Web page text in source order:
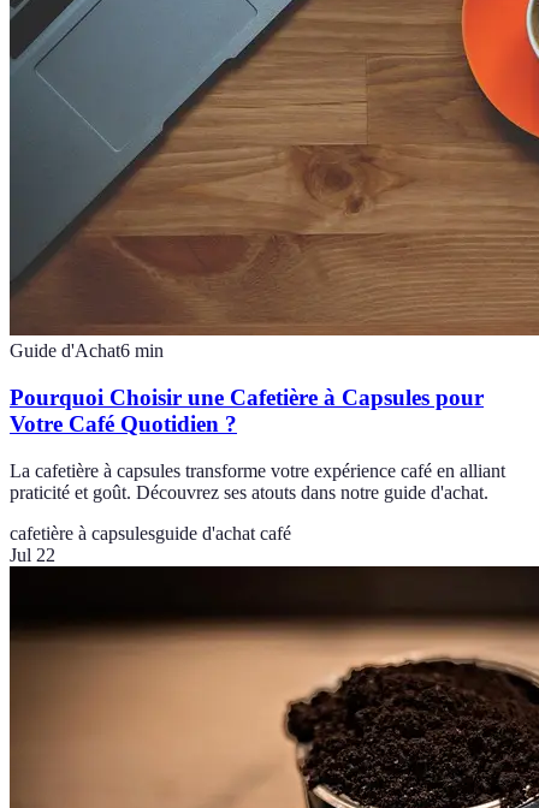
Guide d'Achat6 min
Pourquoi Choisir une Cafetière à Capsules pour
Votre Café Quotidien ?
La cafetière à capsules transforme votre expérience café en alliant
praticité et goût. Découvrez ses atouts dans notre guide d'achat.
cafetière à capsulesguide d'achat café
Jul 22